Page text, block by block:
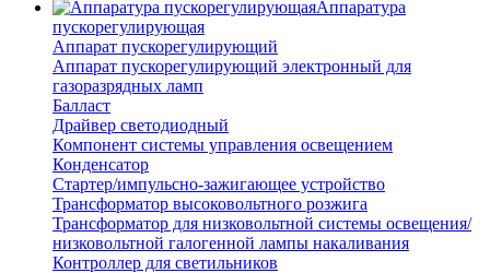
Аппаратура
пускорегулирующая
Аппарат пускорегулирующий
Аппарат пускорегулирующий электронный для
газоразрядных ламп
Балласт
Драйвер светодиодный
Компонент системы управления освещением
Конденсатор
Стартер/импульсно-зажигающее устройство
Трансформатор высоковольтного розжига
Трансформатор для низковольтной системы освещения/
низковольтной галогенной лампы накаливания
Контроллер для светильников